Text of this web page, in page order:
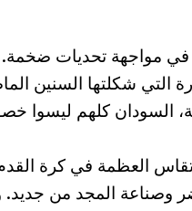
في مواجهة تحديات ضخمة.
التي شكلتها السنين
السودان كلهم ليسوا